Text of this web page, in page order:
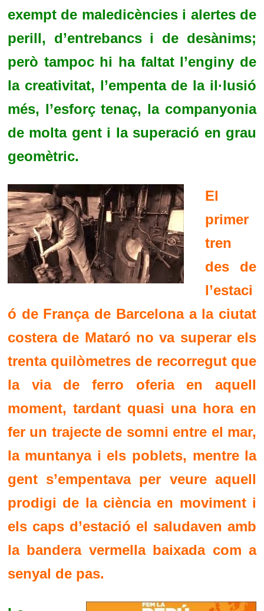
exempt de maledicències i alertes de
perill, d’entrebancs i de desànims;
però tampoc hi ha faltat l’enginy de
la creativitat, l’empenta de la il·lusió
més, l’esforç tenaç, la companyonia
de molta gent i la superació en grau
geomètric.
El
primer
tren
des de
l’estaci
ó de França de Barcelona a la ciutat
costera de Mataró no va superar els
trenta quilòmetres de recorregut que
la via de ferro oferia en aquell
moment, tardant quasi una hora en
fer un trajecte de somni entre el mar,
la muntanya i els poblets, mentre la
gent s’empentava per veure aquell
prodigi de la ciència en moviment i
els caps d’estació el saludaven amb
la bandera vermella baixada com a
senyal de pas.